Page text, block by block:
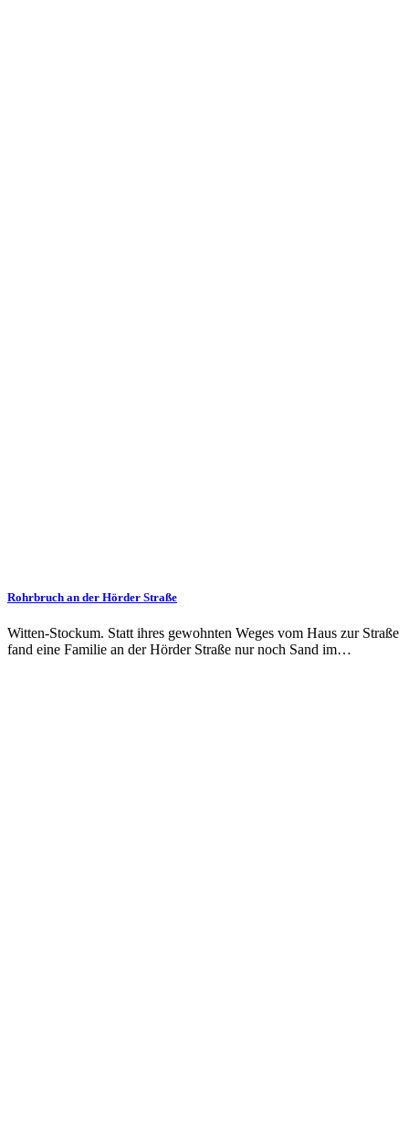
Rohrbruch an der Hörder Straße
Witten-Stockum. Statt ihres gewohnten Weges vom Haus zur Straße
fand eine Familie an der Hörder Straße nur noch Sand im…